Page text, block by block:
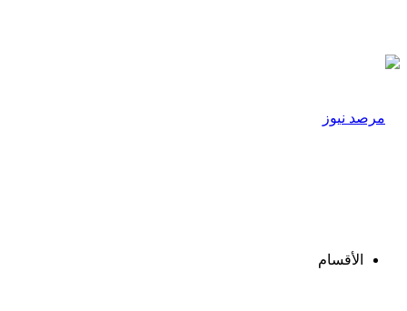
الأقسام